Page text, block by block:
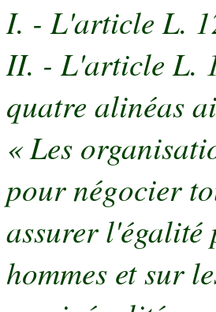
I. - L'article L.
II. - L'article L.
quatre alinéas
« Les
pour négocier
assurer l'égalité
hommes et sur